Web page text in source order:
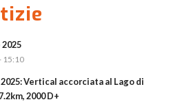
15:10
Vertical accorciata al Lago di
2000 D+